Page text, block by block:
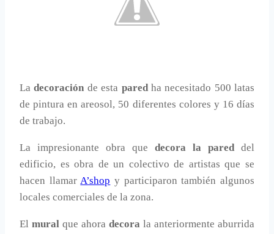
Ladecoración de esta pared ha necesitado 500 latas
de pintura en areosol, 50 diferentes colores y 16 días
de trabajo.
La impresionante obra que decora la pareddel
edificio, es obra de un colectivo de artistas que se
hacen llamarA’shop y participaron también algunos
locales comerciales de la zona.
El mural que ahora decora la anteriormente aburrida